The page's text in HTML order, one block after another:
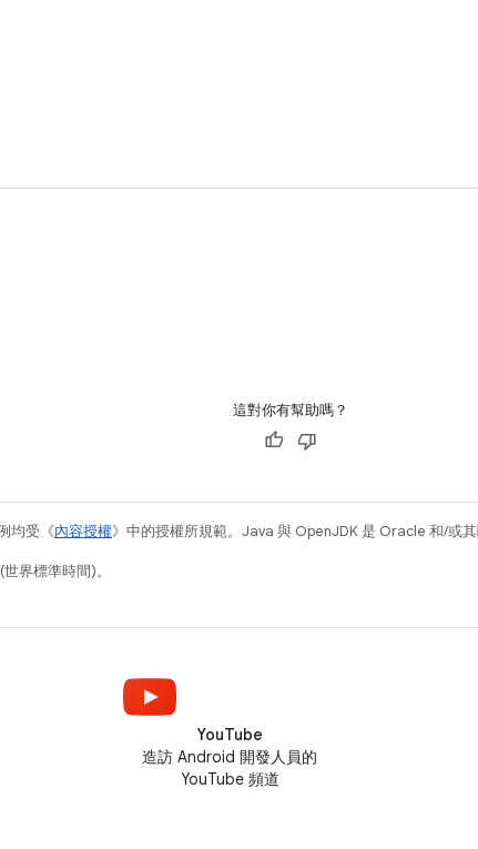
這對你有幫助嗎？
均受《內容授權》中的授權所規範。Java 與 OpenJDK 是 Oracle 和/或其
界標準時間)。
YouTube
造訪 Android 開發人員的
YouTube 頻道